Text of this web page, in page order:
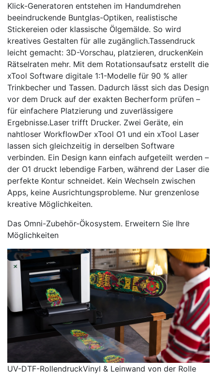
Klick-Generatoren entstehen im Handumdrehen
beeindruckende Buntglas-Optiken, realistische
Stickereien oder klassische Ölgemälde. So wird
kreatives Gestalten für alle zugänglich.Tassendruck
leicht gemacht: 3D-Vorschau, platzieren, druckenKein
Rätselraten mehr. Mit dem Rotationsaufsatz erstellt die
xTool Software digitale 1:1-Modelle für 90 % aller
Trinkbecher und Tassen. Dadurch lässt sich das Design
vor dem Druck auf der exakten Becherform prüfen –
für einfachere Platzierung und zuverlässigere
Ergebnisse.Laser trifft Drucker. Zwei Geräte, ein
nahtloser WorkflowDer xTool O1 und ein xTool Laser
lassen sich gleichzeitig in derselben Software
verbinden. Ein Design kann einfach aufgeteilt werden –
der O1 druckt lebendige Farben, während der Laser die
perfekte Kontur schneidet. Kein Wechseln zwischen
Apps, keine Ausrichtungsprobleme. Nur grenzenlose
kreative Möglichkeiten.
Das Omni-Zubehör-Ökosystem. Erweitern Sie Ihre
Möglichkeiten
UV-DTF-RollendruckVinyl & Leinwand von der Rolle